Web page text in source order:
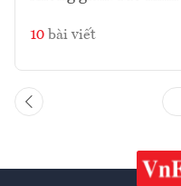
10 bài viết